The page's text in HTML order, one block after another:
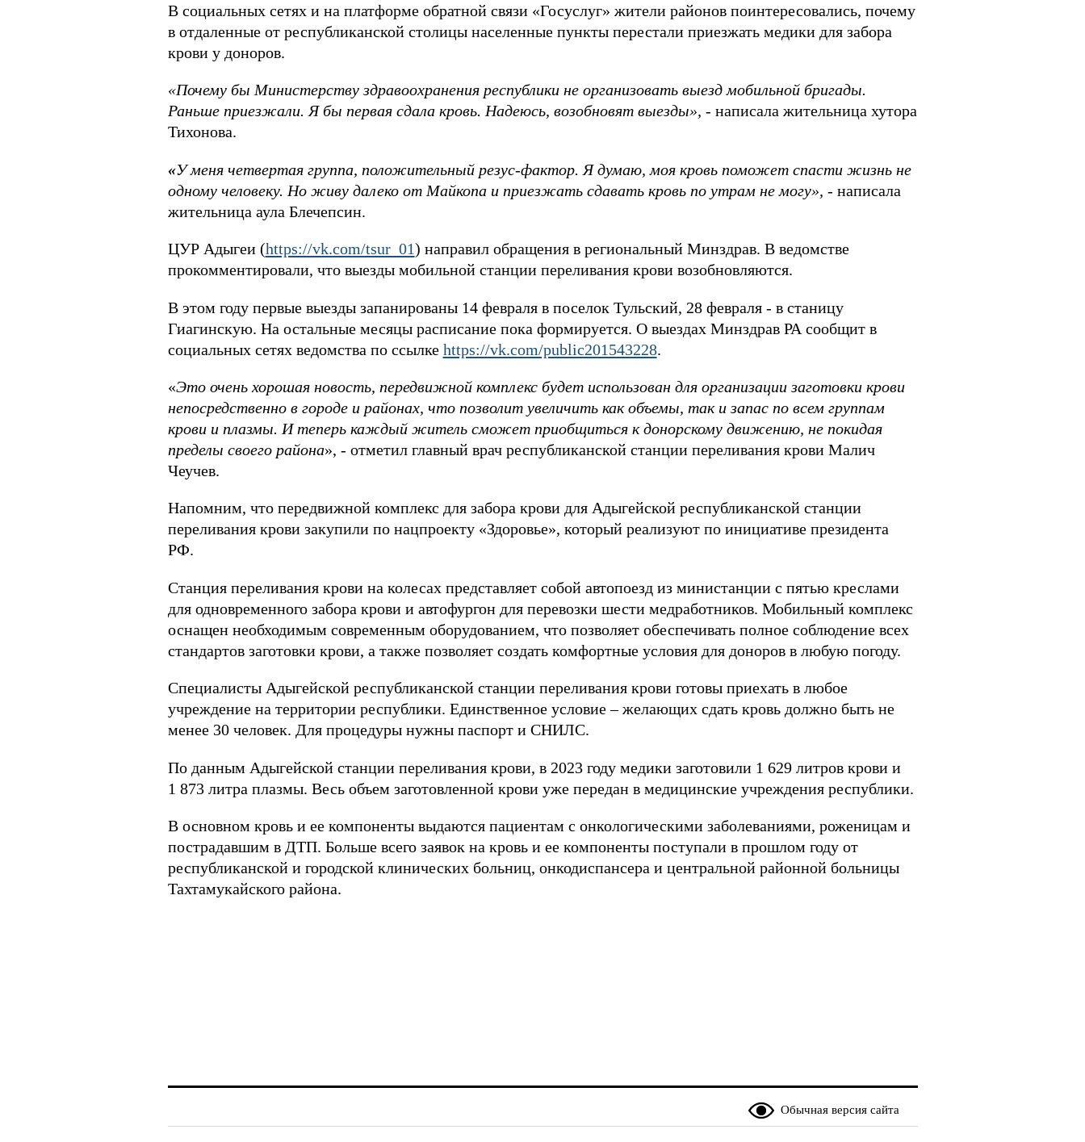
В социальных сетях и на платформе обратной связи «Госуслуг» жители районов поинтересовались, почему
в отдаленные от республиканской столицы населенные пункты перестали приезжать медики для забора
крови у доноров.
«Почему бы Министерству здравоохранения республики не организовать выезд мобильной бригады.
Раньше приезжали. Я бы первая сдала кровь. Надеюсь, возобновят выезды», - написала жительница хутора
Тихонова.
«У меня четвертая группа, положительный резус-фактор. Я думаю, моя кровь поможет спасти жизнь не
одному человеку. Но живу далеко от Майкопа и приезжать сдавать кровь по утрам не могу», - написала
жительница аула Блечепсин.
ЦУР Адыгеи (https://vk.com/tsur_01) направил обращения в региональный Минздрав. В ведомстве
прокомментировали, что выезды мобильной станции переливания крови возобновляются.
В этом году первые выезды запанированы 14 февраля в поселок Тульский, 28 февраля - в станицу
Гиагинскую. На остальные месяцы расписание пока формируется. О выездах Минздрав РА сообщит в
социальных сетях ведомства по ссылке https://vk.com/public201543228.
«Это очень хорошая новость, передвижной комплекс будет использован для организации заготовки крови
непосредственно в городе и районах, что позволит увеличить как объемы, так и запас по всем группам
крови и плазмы. И теперь каждый житель сможет приобщиться к донорскому движению, не покидая
пределы своего района», - отметил главный врач республиканской станции переливания крови Малич
Чеучев.
Напомним, что передвижной комплекс для забора крови для Адыгейской республиканской станции
переливания крови закупили по нацпроекту «Здоровье», который реализуют по инициативе президента
РФ.
Станция переливания крови на колесах представляет собой автопоезд из министанции с пятью креслами
для одновременного забора крови и автофургон для перевозки шести медработников. Мобильный комплекс
оснащен необходимым современным оборудованием, что позволяет обеспечивать полное соблюдение всех
стандартов заготовки крови, а также позволяет создать комфортные условия для доноров в любую погоду.
Специалисты Адыгейской республиканской станции переливания крови готовы приехать в любое
учреждение на территории республики. Единственное условие – желающих сдать кровь должно быть не
менее 30 человек. Для процедуры нужны паспорт и СНИЛС.
По данным Адыгейской станции переливания крови, в 2023 году медики заготовили 1 629 литров крови и
1 873 литра плазмы. Весь объем заготовленной крови уже передан в медицинские учреждения республики.
В основном кровь и ее компоненты выдаются пациентам с онкологическими заболеваниями, роженицам и
пострадавшим в ДТП. Больше всего заявок на кровь и ее компоненты поступали в прошлом году от
республиканской и городской клинических больниц, онкодиспансера и центральной районной больницы
Тахтамукайского района.
Обычная версия сайта